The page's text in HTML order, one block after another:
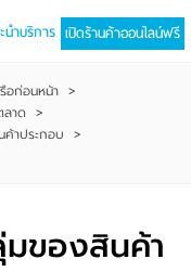
เปิดร้านค้าออนไลน์ฟรี
นำบริการ
อก่อนหน้า >
ลาด >
ค้าประกอบ >
ของสินค้า